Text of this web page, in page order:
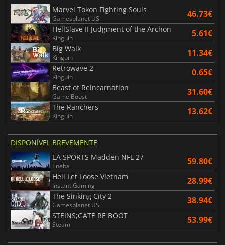
Marvel Tokon Fighting Souls
Gamesplanet US 46.73€
HellSlave II Judgment of the Archon
Kinguin 5.61€
Big Walk
Kinguin 11.34€
Retrowave 2
Kinguin 0.65€
Beast of Reincarnation
Game Boost 31.60€
The Ranchers
Kinguin 13.62€
DISPONÍVEL BREVEMENTE
EA SPORTS Madden NFL 27
Eneba 59.80€
Hell Let Loose Vietnam
Instant Gaming 28.99€
The Sinking City 2
Gamesplanet US 38.94€
STEINS;GATE RE BOOT
Steam 53.99€